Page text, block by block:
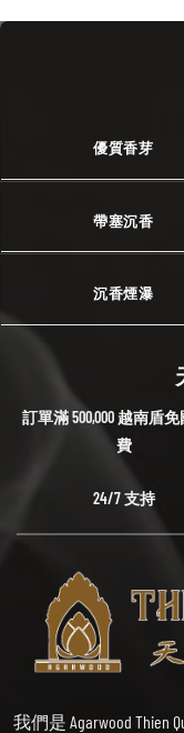
優質香芽
帶塞沉香
沉香煙瀑
訂單滿 500,000 越南盾
費
24/7 支持
我們是 Agarwood